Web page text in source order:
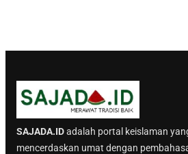
SAJADA.IDadalah portal keislaman
mencerdaskan umat dengan